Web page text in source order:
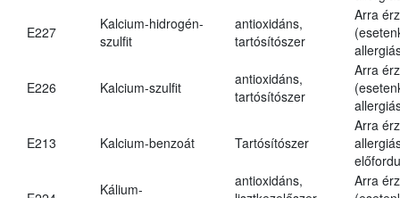
E227
Kalcium-hidrogén-
szulfit
antioxidáns,
tartósítószer
Arra
E226 Kalcium-szulfit
antioxidáns,
tartósítószer
Arra
E213 Kalcium-benzoát Tartósítószer
Arra
Kálium-
antioxidáns,
Arra